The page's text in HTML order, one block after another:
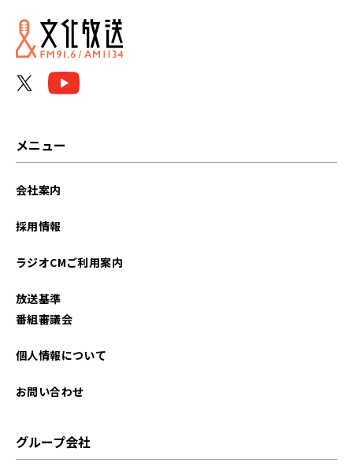
2023年09月
2021年11月
2021年08月
メニュー
会社案内
採用情報
ラジオCMご利用案内
放送基準
番組審議会
個人情報について
お問い合わせ
グループ会社